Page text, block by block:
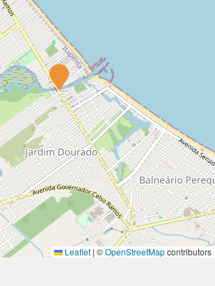
Leaflet | ©OpenStreetMapcontributors